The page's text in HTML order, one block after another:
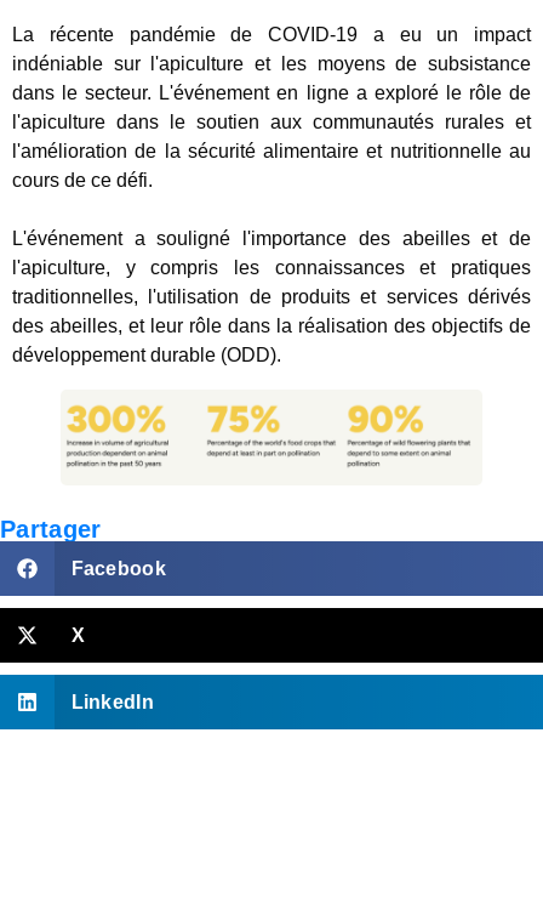
La récente pandémie de COVID-19 a eu un impact
indéniable sur l'apiculture et les moyens de subsistance
dans le secteur. L'événement en ligne a exploré le rôle de
l'apiculture dans le soutien aux communautés rurales et
l'amélioration de la sécurité alimentaire et nutritionnelle au
cours de ce défi.
L'événement a souligné l'importance des abeilles et de
l'apiculture, y compris les connaissances et pratiques
traditionnelles, l'utilisation de produits et services dérivés
des abeilles, et leur rôle dans la réalisation des objectifs de
développement durable (ODD).
Partager
Facebook
X
LinkedIn